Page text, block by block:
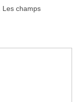
Les champs